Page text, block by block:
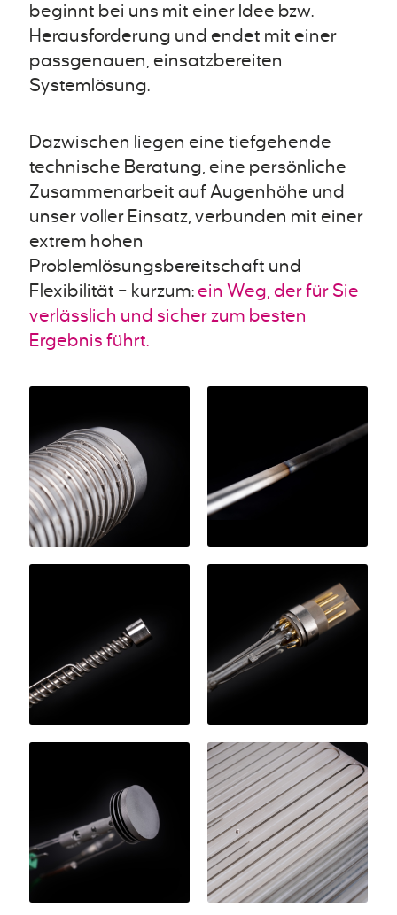
beginnt bei uns mit einer Idee bzw.
Herausforderung und endet mit einer
passgenauen, einsatzbereiten
Systemlösung.
Dazwischen liegen eine tiefgehende
technische Beratung, eine persönliche
Zusammenarbeit auf Augenhöhe und
unser voller Einsatz, verbunden mit einer
extrem hohen
Problemlösungsbereitschaft und
Flexibilität – kurzum:ein Weg, der für Sie
verlässlich und sicher zum besten
Ergebnis führt.